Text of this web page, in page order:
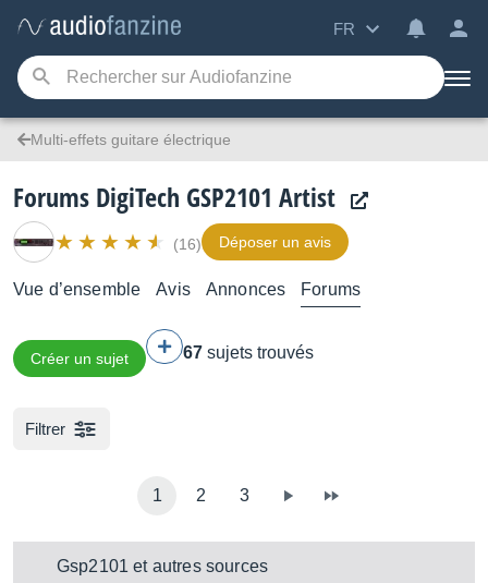
FR
Multi-effets guitare électrique
Forums DigiTech GSP2101 Artist
(16) Déposer un avis
Vue d’ensemble Avis Annonces Forums
Créer un sujet 67 sujets trouvés
Filtrer
1 2 3
Gsp2101 et autres sources